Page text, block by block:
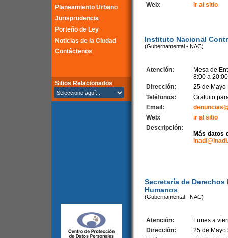
Planeamiento Urbano
Jurisprudencia
Porteño de Ley
Noticias de la Ciudad
Contáctenos
Sitios Relacionados
Web:
ir al sitio
Instituto Nacional
(Gubernamental - NAC)
Atención:
Mesa de
8:00 a
Dirección:
25 de Mayo
Teléfonos:
Gratuito
Email:
Web:
ir al sitio
Descripción:
Más datos
Secretaría de
Humanos
(Gubernamental - NAC)
Atención:
Lunes a
Dirección:
25 de Mayo